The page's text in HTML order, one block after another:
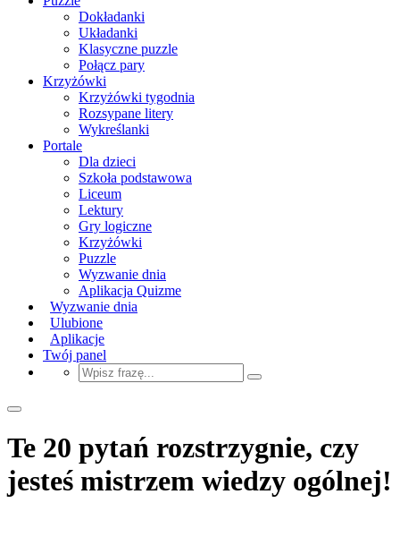
Dokładanki
Układanki
Klasyczne puzzle
Połącz pary
Krzyżówki
Krzyżówki tygodnia
Rozsypane litery
Wykreślanki
Portale
Dla dzieci
Szkoła podstawowa
Liceum
Lektury
Gry logiczne
Krzyżówki
Puzzle
Wyzwanie dnia
Aplikacja Quizme
Wyzwanie dnia
Ulubione
Aplikacje
Twój panel
Te 20 pytań rozstrzygnie, czy
jesteś mistrzem wiedzy ogólnej!